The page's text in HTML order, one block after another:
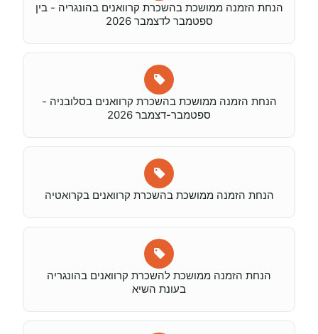
הנחת הזמנה ממושכת בהשכרת קרוואנים בהונגריה - בין
ספטמבר לדצמבר 2026
הנחת הזמנה ממושכת בהשכרת קרוואנים בסלובניה -
ספטמבר-דצמבר 2026
הנחת הזמנה ממושכת בהשכרת קרוואנים בקרואטיה
הנחת הזמנה ממושכת להשכרת קרוואנים בהונגריה
בעונת השיא